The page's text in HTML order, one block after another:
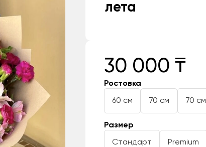
лета
30 000 ₸
Ростовка
60 см 70 см 70 см
Размер
Стандарт Premium